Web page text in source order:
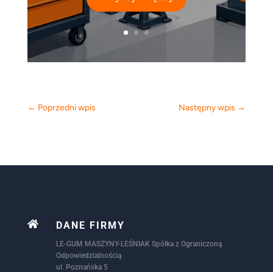
← Poprzedni wpis Następny wpis →
 DANE FIRMY
LE-GUM MASZYNY-LEŚNIAK Spółka z Ograniczoną
Odpowiedzialnością
ul. Poznańska 5